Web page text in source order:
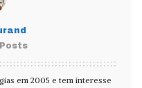
em 2005 e tem interesse